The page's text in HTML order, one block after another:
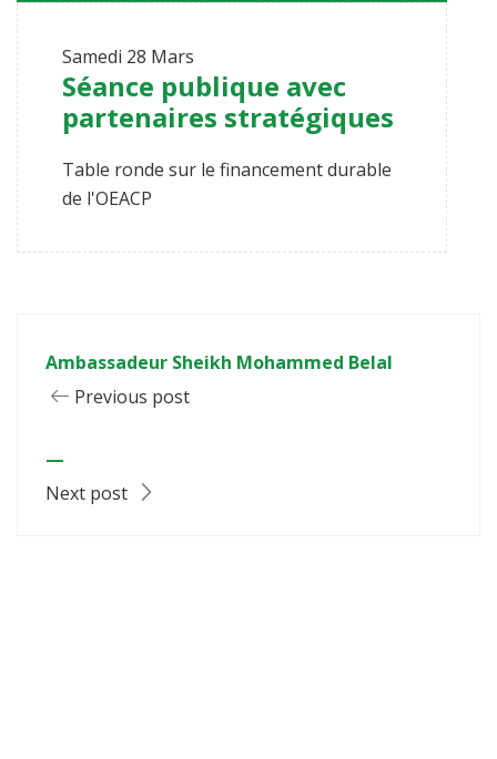
Samedi 28 Mars
Séance publique avec
partenaires stratégiques
Table ronde sur le financement durable
de l'OEACP
Ambassadeur Sheikh Mohammed Belal
Previous post
—
Next post